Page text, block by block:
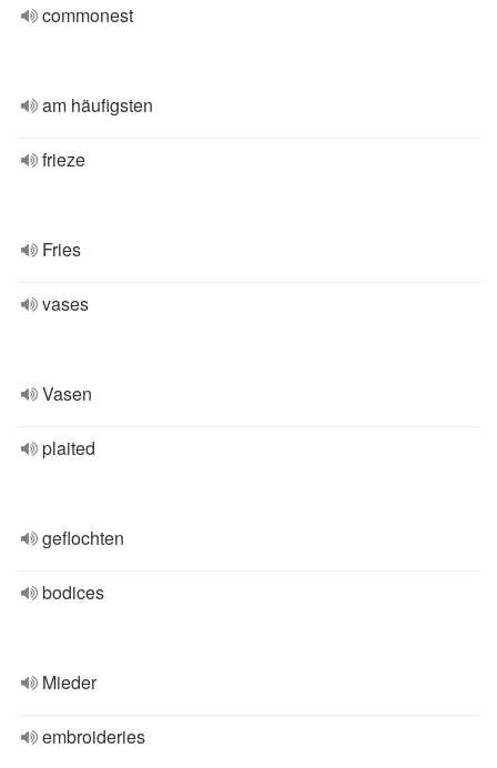
commonest
am häufigsten
frieze
Fries
vases
Vasen
plaited
geflochten
bodices
Mieder
embroideries